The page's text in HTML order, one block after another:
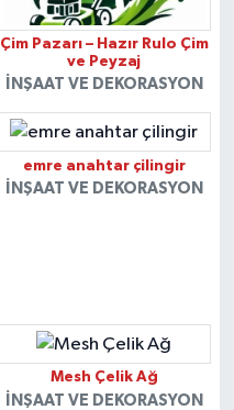
Çim Pazarı – Hazır Rulo Çim
ve Peyzaj
İNŞAAT VE DEKORASYON
emre anahtar çilingir
İNŞAAT VE DEKORASYON
Mesh Çelik Ağ
İNŞAAT VE DEKORASYON